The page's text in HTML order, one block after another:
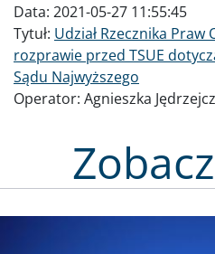
Data: 2021-05-27 11:55:45
Tytuł: Udział Rzecznika Praw
rozprawie przed TSUE
Sądu Najwyższego
Operator: Agnieszka